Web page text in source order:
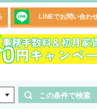
LINEでお問い合わ
この条件で検索